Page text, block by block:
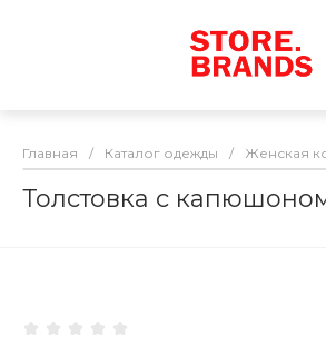
Главная / Каталог одежды / Женская
Толстовка с